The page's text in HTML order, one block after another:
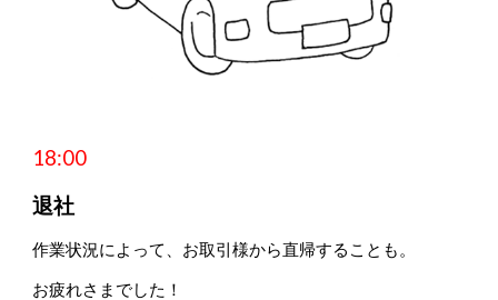
18:00
退社
作業状況によって、お取引様から直帰することも 。
お疲れさまでした！